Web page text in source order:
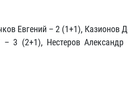
Евгений – 2 (1+1), Казионов
– 3 (2+1), Нестеров